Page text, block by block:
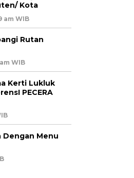
Kota
am WIB
Rutan
WIB
Kerti Lukluk
PECERA
Dengan Menu